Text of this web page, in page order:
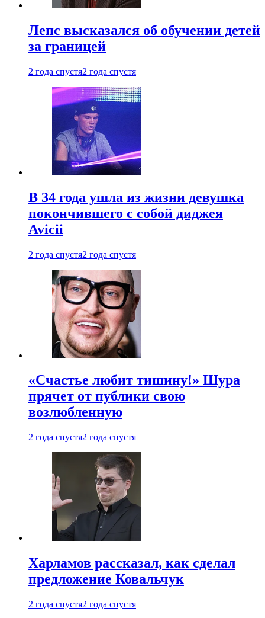
Лепс высказался об обучении детей
за границей
2 года спустя2 года спустя
В 34 года ушла из жизни девушка
покончившего с собой диджея
Avicii
2 года спустя2 года спустя
«Счастье любит тишину!» Шура
прячет от публики свою
возлюбленную
2 года спустя2 года спустя
Харламов рассказал, как сделал
предложение Ковальчук
2 года спустя2 года спустя